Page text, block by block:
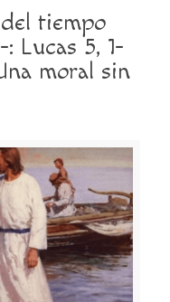
tiempo
Lucas 5, 1-
moral sin